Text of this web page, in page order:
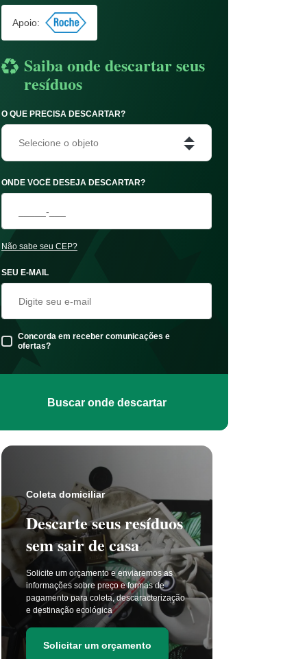
Apoio:
Saiba onde descartar seus
resíduos
O QUE PRECISA DESCARTAR?
Selecione o objeto
ONDE VOCÊ DESEJA DESCARTAR?
Não sabe seu CEP?
SEU E-MAIL
Concorda em receber comunicações e
ofertas?
Buscar onde descartar
Coleta domiciliar
Descarte seus resíduos
sem sair de casa
Solicite um orçamento e enviaremos as
informações sobre preço e formas de
pagamento para coleta, descaracterização
e destinação ecológica
Solicitar um orçamento